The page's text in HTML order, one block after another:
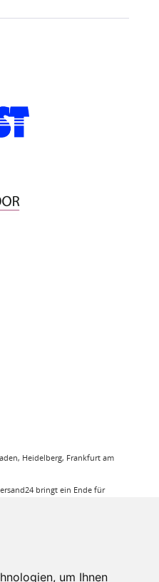
um Ihnen
Heidelberg, Frankfurt am
bringt ein Ende für
die jeweiligen Produkte
Sie können sicher sein
Parkett, JOKA
in unserem Sortiment